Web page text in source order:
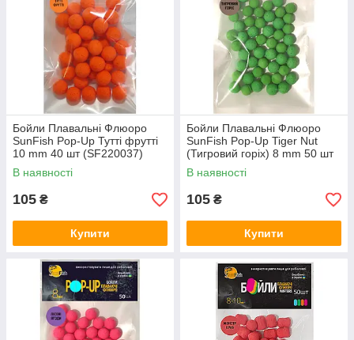
Бойли Плавальні Флюоро
SunFish Pop-Up Тутті фрутті
10 mm 40 шт (SF220037)
В наявності
105 ₴
Купити
Бойли Плавальні Флюоро
SunFish Pop-Up Tiger Nut
(Тигровий горіх) 8 mm 50 шт
(SF220665)
В наявності
105 ₴
Купити